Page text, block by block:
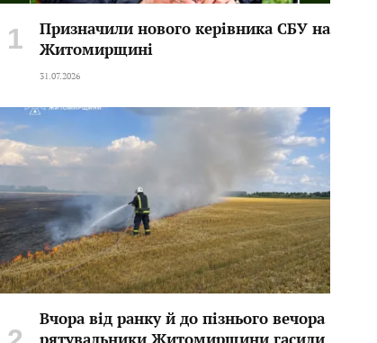
Призначили нового керівника СБУ на
Житомирщині
31.07.2026
Вчора від ранку й до пізнього вечора